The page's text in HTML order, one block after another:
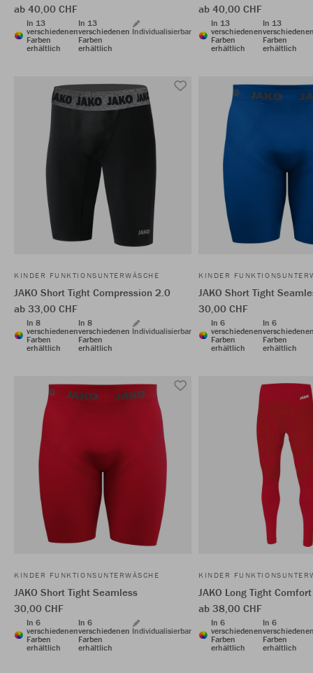
ab 40,00 CHF
In 13
verschiedenen
Farben
erhältlich
In 13
verschiedenen
Farben
erhältlich
Individualisierbar
ab 40,00 CHF
In 13
verschiedenen
Farben
erhältlich
In 13
Farben
erhältlich
KINDER FUNKTIONSUNTERWÄSCHE
JAKO Short Tight Compression 2.0
ab 33,00 CHF
In 8
verschiedenen
Farben
erhältlich
In 8
verschiedenen
Farben
erhältlich
Individualisierbar
KINDER
JAKO Short Tight
30,00 CHF
In 6
verschiedenen
Farben
erhältlich
In 6
Farben
erhältlich
KINDER FUNKTIONSUNTERWÄSCHE
JAKO Short Tight Seamless
30,00 CHF
In 6
verschiedenen
Farben
erhältlich
In 6
verschiedenen
Farben
erhältlich
Individualisierbar
KINDER
JAKO Long Tight
ab 38,00 CHF
In 6
verschiedenen
Farben
erhältlich
In 6
Farben
erhältlich